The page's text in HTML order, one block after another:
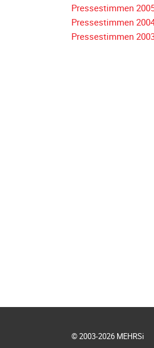
Pressestimmen
Pressestimmen
Pressestimmen
© 2003-2026 MEHRSi